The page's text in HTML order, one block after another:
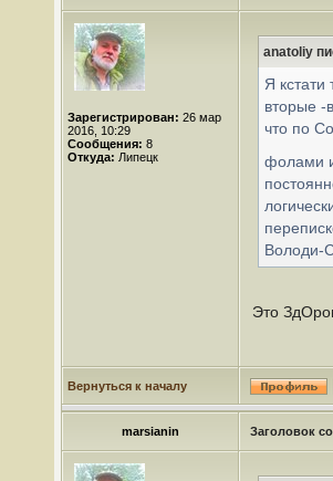
Зарегистрирован: 26 мар
2016, 10:29
Сообщения: 8
Откуда: Липецк
anatoliy
Я
вторые -
что по
фолами и
Володи-
Это
Вернуться к началу
marsianin Заголовок